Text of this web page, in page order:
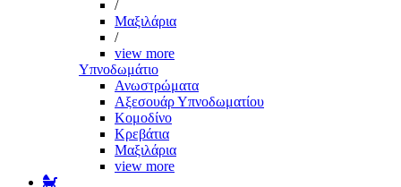
/
Μαξιλάρια
/
view more
Υπνοδωμάτιο
Ανωστρώματα
Αξεσουάρ Υπνοδωματίου
Κομοδίνο
Κρεβάτια
Μαξιλάρια
view more